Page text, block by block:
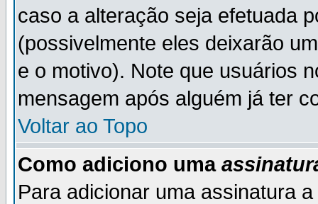
caso a alteração seja efetuada
(possivelmente eles deixarão
e o motivo). Note que usuários
mensagem após alguém já ter
Voltar ao Topo
Como adiciono uma
Para adicionar uma assinatura